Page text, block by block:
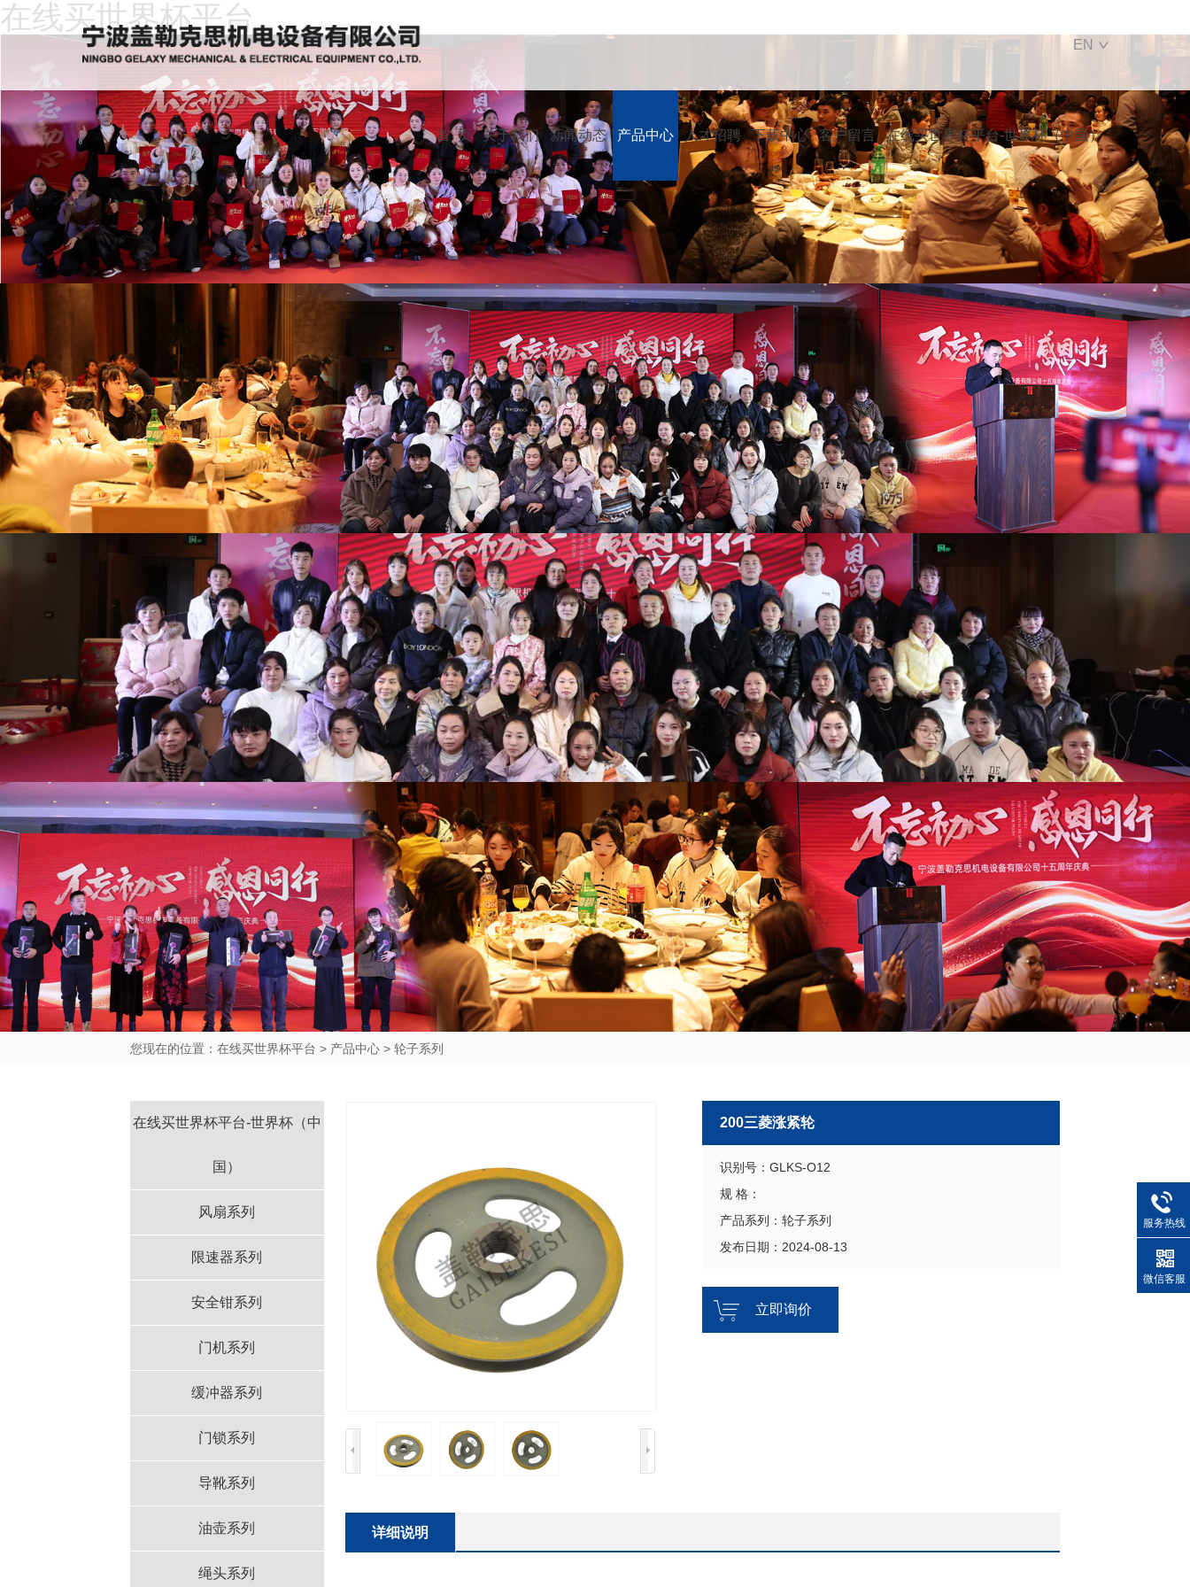
在线买世界杯平台
EN
首 页 关于我们 新闻动态 产品中心 人才招聘 下载中心 客户留言 在线买世界杯平台-世界杯（中国）
在
世
杯
我
闻
态
产
中
才
聘
下
中
言
买
世
界
杯
杯
（中
国）
您现在的位置： 在线买世界杯平台 > 产品中心 > 轮子系列
在线买世界杯平台-世界杯（中
国）
风扇系列
限速器系列
安全钳系列
门机系列
缓冲器系列
门锁系列
导靴系列
油壶系列
绳头系列
200三菱涨紧轮
识别号：GLKS-O12
规 格：
产品系列：轮子系列
发布日期：2024-08-13
立即询价
详细说明
服务热线
微信客服